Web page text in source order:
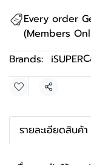
Every order
(Members
Brands: iSUPER
Share
รายละเอียดสินค้า